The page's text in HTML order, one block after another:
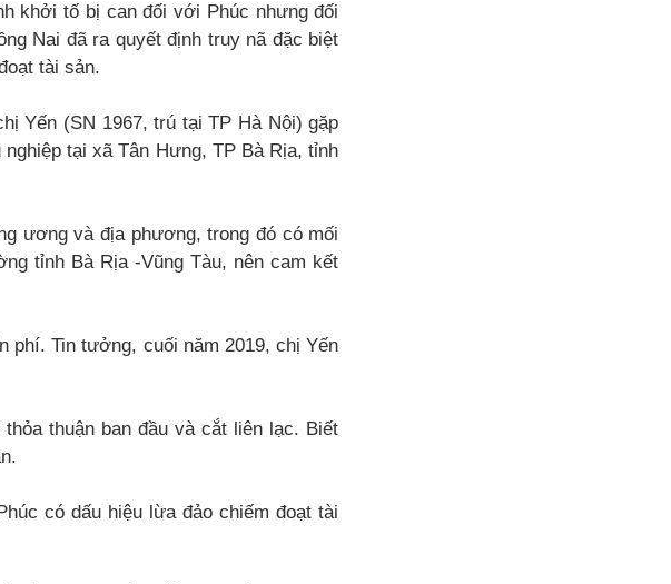
khởi tố bị can đối với Phúc nhưng đối
Nai đã ra quyết định truy nã đặc biệt
tài sản.
Yến (SN 1967, trú tại TP Hà Nội) gặp
tại xã Tân Hưng, TP Bà Rịa, tỉnh
ương và địa phương, trong đó có mối
tỉnh Bà Rịa -Vũng Tàu, nên cam kết
phí. Tin tưởng, cuối năm 2019, chị Yến
thuận ban đầu và cắt liên lạc. Biết
có dấu hiệu lừa đảo chiếm đoạt tài